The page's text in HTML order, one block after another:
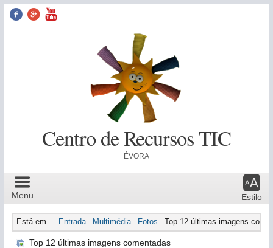
Facebook
Google+
Centro de Recursos TIC
ÉVORA
Menu Principal
Menu Estilo
Está em... Entrada Multimédia Fotos Top 12 últimas imagens
Top 12 últimas imagens comentadas